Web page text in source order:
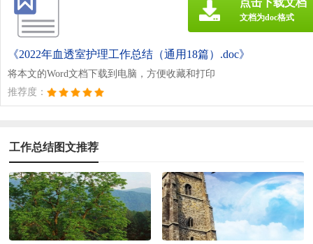
《2022年血透室护理工作总结（通用18篇）.doc》
将本文的Word文档下载到电脑，方便收藏和打印
推荐度：
文档为doc格式
工作总结图文推荐